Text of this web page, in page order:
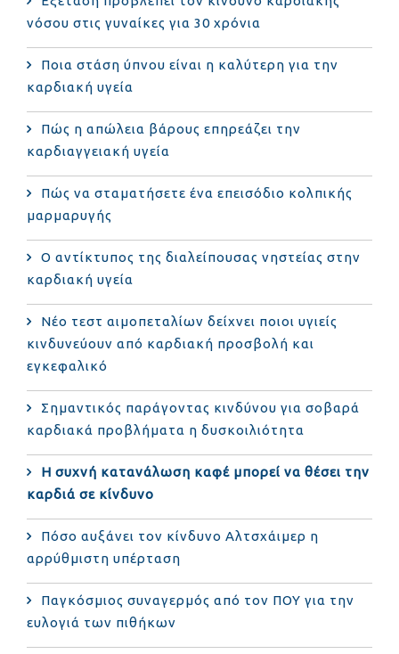
νόσου στις γυναίκες για 30 χρόνια
Ποια στάση ύπνου είναι η καλύτερη για την
καρδιακή υγεία
Πώς η απώλεια βάρους επηρεάζει την
καρδιαγγειακή υγεία
Πώς να σταματήσετε ένα επεισόδιο κολπικής
μαρμαρυγής
Ο αντίκτυπος της διαλείπουσας νηστείας στην
καρδιακή υγεία
Νέο τεστ αιμοπεταλίων δείχνει ποιοι υγιείς
κινδυνεύουν από καρδιακή προσβολή και
εγκεφαλικό
Σημαντικός παράγοντας κινδύνου για σοβαρά
καρδιακά προβλήματα η δυσκοιλιότητα
Η συχνή κατανάλωση καφέ μπορεί να θέσει την
καρδιά σε κίνδυνο
Πόσο αυξάνει τον κίνδυνο Αλτσχάιμερ η
αρρύθμιστη υπέρταση
Παγκόσμιος συναγερμός από τον ΠΟΥ για την
ευλογιά των πιθήκων